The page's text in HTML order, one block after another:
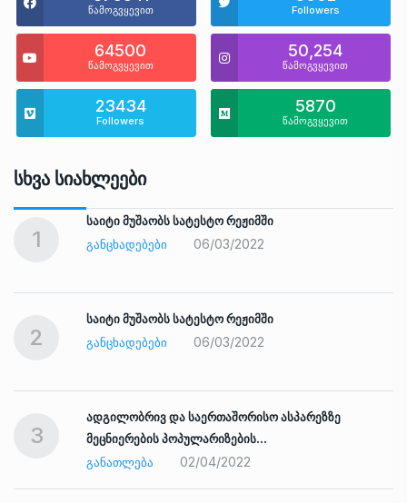
წამოგვყევით Followers
64500
წამოგვყევით
50,254
წამოგვყევით
23434
Followers
5870
წამოგვყევით
Სხვა Სიახლეები
1
საიტი მუშაობს სატესტო რეჟიმში
ᲒᲐᲜᲪᲮᲐᲓᲔᲑᲔᲑᲘ
06/03/2022
2
საიტი მუშაობს სატესტო რეჟიმში
ᲒᲐᲜᲪᲮᲐᲓᲔᲑᲔᲑᲘ
06/03/2022
3
ადგილობრივ და საერთაშორისო ასპარეზზე
მეცნიერების პოპულარიზების…
ᲒᲐᲜᲐᲗᲚᲔᲑᲐ
02/04/2022